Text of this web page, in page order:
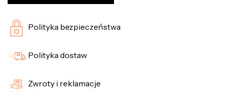
Polityka bezpieczeństwa
Polityka dostaw
Zwroty i reklamacje